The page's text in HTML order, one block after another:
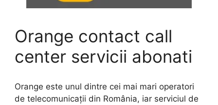
Orange contact call
center servicii abonati
Orange este unul dintre cei mai mari operatori
de telecomunicații din România, iar serviciul de